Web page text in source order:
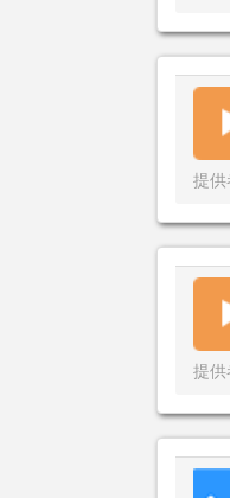
提供
提供